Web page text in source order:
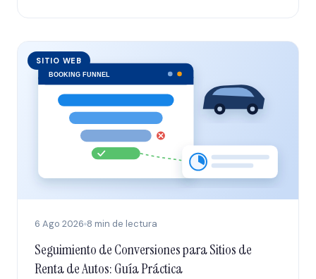
SITIO WEB
6 Ago 2026 8 min de lectura
Seguimiento de Conversiones para Sitios de
Renta de Autos: Guía Práctica